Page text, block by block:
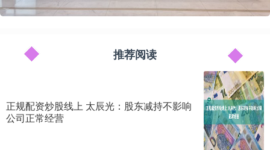
推荐阅读
正规配资炒股线上 太辰光：股东减持不影响
公司正常经营